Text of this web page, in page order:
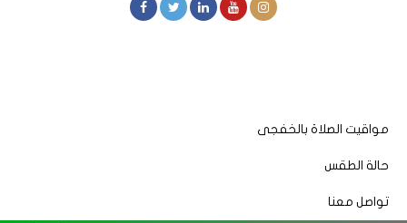
مواقيت الصلاة بالخفجى
حالة الطقس
تواصل معنا